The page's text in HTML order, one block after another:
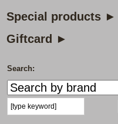
Special products ►
Giftcard ►
Search: